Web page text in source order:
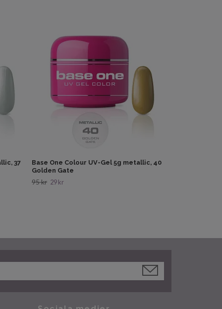
37
Base One Colour UV-Gel 5g metallic, 40
Golden Gate
95 kr 29 kr